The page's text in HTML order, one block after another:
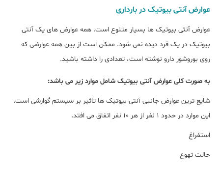
عوارض آنتی بیوتیک در بارداری
عوارض آنتی بیوتیک ها بسیار متنوع است. همه عوارض های یک آنتی
بیوتیک در یک فرد دیده نمی شود. ممکن است از بین همه عوارضی که
روی بوروشور دارو نوشته است، تعدادی را داشته باشید.
به صورت کلی عوارض آنتی بیوتیک شامل موارد زیر می باشد:
شایع ترین عوارض جانبی آنتی بیوتیک ها تاثیر بر سیستم گوارشی است.
این موارد در حدود 1 نفر از هر 10 نفر اتفاق می افتد.
استفراغ
حالت تهوع